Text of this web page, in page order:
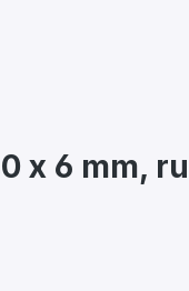
x 6 mm,